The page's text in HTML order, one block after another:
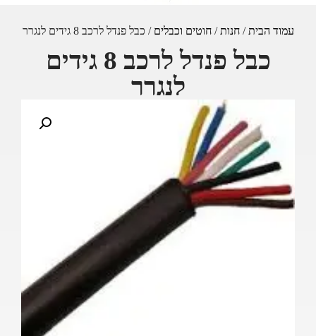
עמוד הבית/חנות/חוטים וכבלים/ כבל פנדל לרכב 8 גידים לנגרר
כבל פנדל לרכב 8 גידים
לנגרר